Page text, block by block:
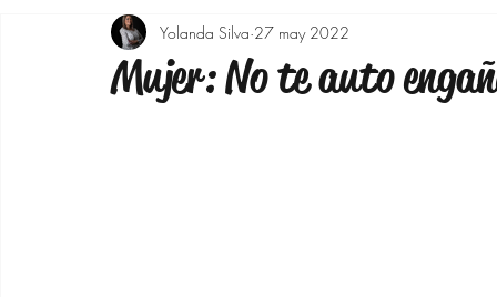
Estilo
Mindfulness
Estilo de Vida
Mujer: No te auto
Yolanda Silva 27 may 2022